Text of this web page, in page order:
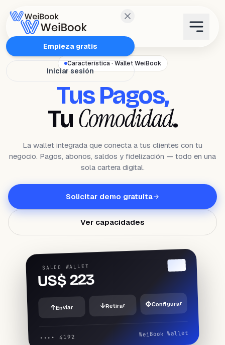
Características
Planes
Habla con un especialista y diseña tu
Reservar demo
Empieza gratis
Iniciar sesión
Característica · Wallet WeiBook
Tus Pagos,
Tu Comodidad.
La wallet integrada que conecta a tus clientes con tu
negocio. Pagos, abonos, saldos y fidelización — todo en una
sola cartera digital.
Solicitar demo gratuita
Ver capacidades
SALDO WALLET
US$ 223
↑Enviar ↓Retirar ⚙Configurar
•••• 4192 WeiBook Wallet